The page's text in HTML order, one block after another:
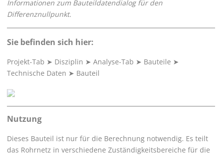
Informationen zum Bauteildatendialog für den
Differenznullpunkt.
Sie befinden sich hier:
Projekt-Tab ➤ Disziplin ➤ Analyse-Tab ➤ Bauteile ➤
Technische Daten ➤ Bauteil
Nutzung
Dieses Bauteil ist nur für die Berechnung notwendig. Es teilt
das Rohrnetz in verschiedene Zuständigkeitsbereiche für die